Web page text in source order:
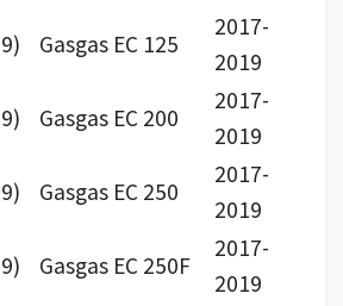
Gasgas EC 125
2017-
2019
Gasgas EC 200
2017-
2019
Gasgas EC 250
2017-
2019
Gasgas EC 250F
2017-
2019